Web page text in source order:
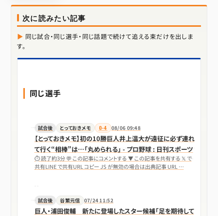
次に読みたい記事
同じ試合・同じ選手・同じ話題で続けて追える束だけを出しま
す。
同じ選手
試合後 とっておきメモ 0-4 08/06 09:48
【とっておきメモ】初の10勝巨人井上温大が遠征に必ず連れ
て行く“相棒”は…「丸められる」 - プロ野球 : 日刊スポーツ
⏱ 読了約3分 💬 この記事にコメントする ▼ この記事を共有する 𝕏 で
共有LINE で共有URL コピー JS が無効の場合は出典記事 URL …
試合後 谷繁元信 07/24 11:52
巨人・浦田俊輔 新たに登場したスター候補「足を期待して